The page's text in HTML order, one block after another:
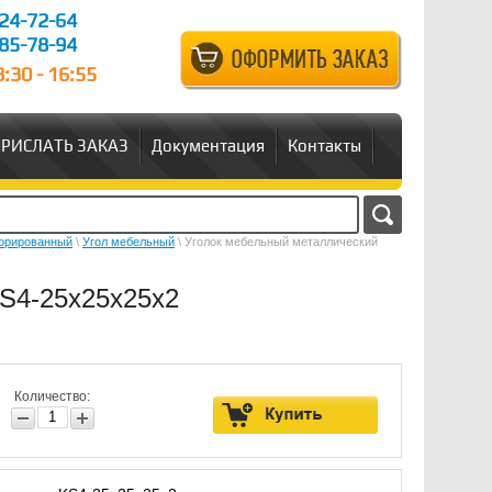
72-64
78-94
- 16:55
ЗАКАЗ Документация Контакты
\ Угол мебельный \ Уголок мебельный металлический
25х25х25х2
Количество: